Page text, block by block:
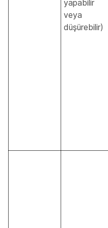
yapabilir
veya
düşürebilir)